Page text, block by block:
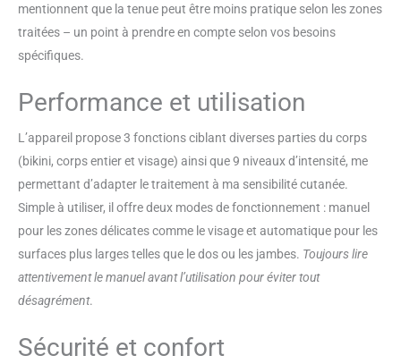
𝐇𝐑·𝐒𝐂·𝐑𝐀, ce qui vous permet
d'obtenir des résultats en
é𝐜𝐨𝐧𝐨𝐦𝐢𝐪𝐮𝐞 à 𝐝𝐨𝐦𝐢𝐜𝐢𝐥𝐞 𝐞𝐭 𝐬𝐞𝐫𝐯𝐢𝐜𝐞
𝐚𝐩𝐫è𝐬-𝐯𝐞𝐧𝐭𝐞 𝐩𝐫𝐨𝐟𝐞𝐬𝐬𝐢𝐨𝐧𝐧𝐞𝐥: Les
𝟗𝟗𝟗,𝟎𝟎𝟎 flashs mis à niveau sont
suffisants pour une utilisation à
vie. Cliniquement testé, système
d'appareil d'épilation IPL est
𝟏𝟎𝟎% 𝐒𝐀𝐅𝐄 à utiliser à la maison
pour les femmes et les hommes.
Offrir un service client de qualité,
n'hésitez pas à nous contacter si
vous avez des questions. 𝟐
lumière pulsée dispose d'un
mode automatique (flash
mentionnent que la tenue peut être moins pratique selon les zones
traitées – un point à prendre en compte selon vos besoins
spécifiques.
Performance et utilisation
L’appareil propose 3 fonctions ciblant diverses parties du corps
(bikini, corps entier et visage) ainsi que 9 niveaux d’intensité, me
permettant d’adapter le traitement à ma sensibilité cutanée.
Simple à utiliser, il offre deux modes de fonctionnement : manuel
pour les zones délicates comme le visage et automatique pour les
surfaces plus larges telles que le dos ou les jambes. Toujours lire
attentivement le manuel avant l’utilisation pour éviter tout
désagrément.
Sécurité et confort